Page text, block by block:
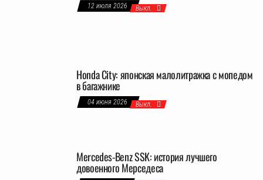
12 июля 2026 Выкл.
Honda City: японская малолитражка с мопедом
в багажнике
04 июня 2026 Выкл.
Mercedes-Benz SSK: история лучшего
довоенного Мерседеса